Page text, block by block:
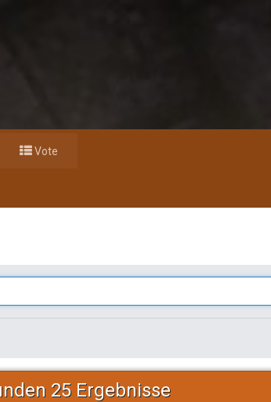
Vote
25 Ergebnisse